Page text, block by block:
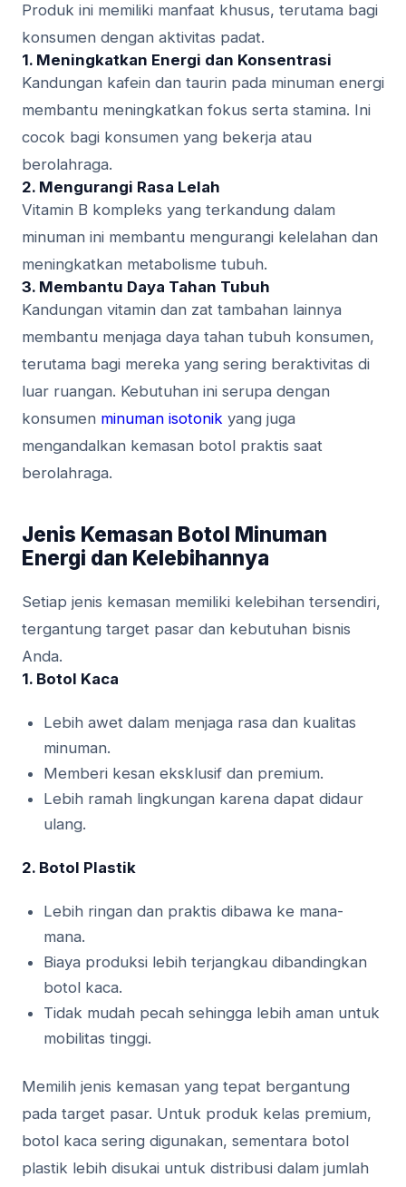
Produk ini memiliki manfaat khusus, terutama bagi
konsumen dengan aktivitas padat.
1. Meningkatkan Energi dan Konsentrasi
Kandungan kafein dan taurin pada minuman energi
membantu meningkatkan fokus serta stamina. Ini
cocok bagi konsumen yang bekerja atau
berolahraga.
2. Mengurangi Rasa Lelah
Vitamin B kompleks yang terkandung dalam
minuman ini membantu mengurangi kelelahan dan
meningkatkan metabolisme tubuh.
3. Membantu Daya Tahan Tubuh
Kandungan vitamin dan zat tambahan lainnya
membantu menjaga daya tahan tubuh konsumen,
terutama bagi mereka yang sering beraktivitas di
luar ruangan. Kebutuhan ini serupa dengan
konsumen minuman isotonik yang juga
mengandalkan kemasan botol praktis saat
berolahraga.
Jenis Kemasan Botol Minuman
Energi dan Kelebihannya
Setiap jenis kemasan memiliki kelebihan tersendiri,
tergantung target pasar dan kebutuhan bisnis
Anda.
1. Botol Kaca
Lebih awet dalam menjaga rasa dan kualitas
minuman.
Memberi kesan eksklusif dan premium.
Lebih ramah lingkungan karena dapat didaur
ulang.
2. Botol Plastik
Lebih ringan dan praktis dibawa ke mana-
mana.
Biaya produksi lebih terjangkau dibandingkan
botol kaca.
Tidak mudah pecah sehingga lebih aman untuk
mobilitas tinggi.
Memilih jenis kemasan yang tepat bergantung
pada target pasar. Untuk produk kelas premium,
botol kaca sering digunakan, sementara botol
plastik lebih disukai untuk distribusi dalam jumlah